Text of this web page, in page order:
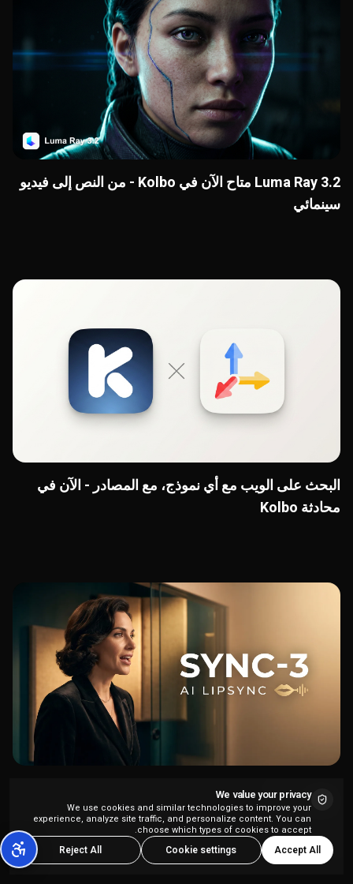
Luma Ray 3.2 متاح الآن في Kolbo - من النص إلى فيديو
سينمائي
البحث على الويب مع أي نموذج، مع المصادر - الآن في
محادثة Kolbo
تطورًا لدينا
We value your privacy
We use cookies and similar technologies to improve your
experience, analyze site traffic, and personalize content. You can
choose which types of cookies to accept.
Accept All
Cookie settings
Reject All